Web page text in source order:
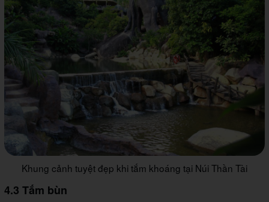
Khung cảnh tuyệt đẹp khi tắm khoáng tại Núi Thần Tài
4.3 Tắm bùn